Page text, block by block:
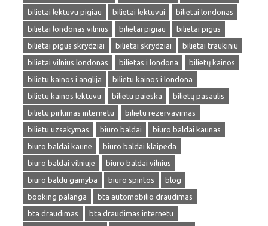
bilietai lektuvu pigiau
bilietai lektuvui
bilietai londonas
bilietai londonas vilnius
bilietai pigiau
bilietai pigus
bilietai pigus skrydziai
bilietai skrydziai
bilietai traukiniu
bilietai vilnius londonas
bilietas i londona
bilietų kainos
bilietu kainos i anglija
bilietu kainos i londona
bilietu kainos lektuvu
bilietu paieska
bilietų pasaulis
bilietu pirkimas internetu
bilietu rezervavimas
bilietu uzsakymas
biuro baldai
biuro baldai kaunas
biuro baldai kaune
biuro baldai klaipeda
biuro baldai vilniuje
biuro baldai vilnius
biuro baldu gamyba
biuro spintos
blog
booking palanga
bta automobilio draudimas
bta draudimas
bta draudimas internetu